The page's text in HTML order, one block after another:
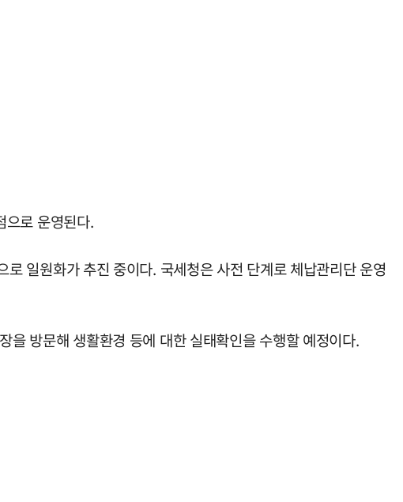
으로 운영된다.
일원화가 추진 중이다. 국세청은 사전 단계로 체납관리단 운영
방문해 생활환경 등에 대한 실태확인을 수행할 예정이다.